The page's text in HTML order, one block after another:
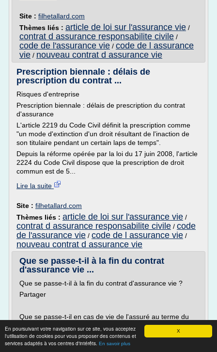
X
En poursuivant votre navigation sur ce site, vous acceptez
l'utilisation de cookies pour vous proposer des contenus et
services adaptés à vos centres d'intérêts. En savoir plus
Site : filhetallard.com
Thèmes liés : article de loi sur l'assurance vie /
contrat d assurance responsabilite civile /
code de l'assurance vie / code de l assurance
vie / nouveau contrat d assurance vie
Prescription biennale : délais de
prescription du contrat ...
Risques d'entreprise
Prescription biennale : délais de prescription du contrat
d'assurance
L'article 2219 du Code Civil définit la prescription comme
"un mode d'extinction d'un droit résultant de l'inaction de
son titulaire pendant un certain laps de temps".
Depuis la réforme opérée par la loi du 17 juin 2008, l'article
2224 du Code Civil dispose que la prescription de droit
commun est de 5...
Lire la suite
Site : filhetallard.com
Thèmes liés : article de loi sur l'assurance vie /
contrat d assurance responsabilite civile / code
de l'assurance vie / code de l assurance vie /
nouveau contrat d assurance vie
Que se passe-t-il à la fin du contrat
d'assurance vie ...
Que se passe-t-il à la fin du contrat d'assurance vie ?
Partager
Que se passe-t-il en cas de vie de l'assuré au terme du
L' assureur doit vous verser l'épargne constituée au
terme prévu dans le contrat, selon les modalités fixées